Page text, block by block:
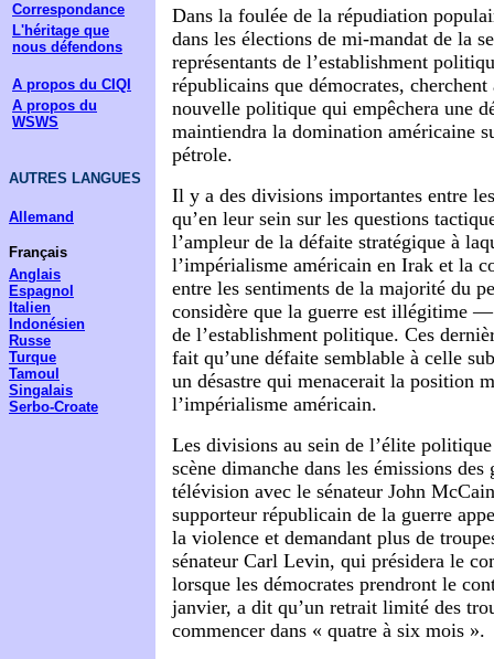
Correspondance
L'héritage que
nous défendons
A propos du CIQI
A propos du
WSWS
AUTRES LANGUES
Allemand
Français
Anglais
Espagnol
Italien
Indonésien
Russe
Turque
Tamoul
Singalais
Serbo-Croate
Dans la foulée de la répudiation
dans les élections de mi-mandat de la
représentants de l’establishment
républicains que démocrates, cherchent
nouvelle politique qui empêchera une
maintiendra la domination américaine
pétrole.
Il y a des divisions importantes entre
qu’en leur sein sur les questions
l’ampleur de la défaite stratégique à
l’impérialisme américain en Irak et la
entre les sentiments de la majorité du
considère que la guerre est illégitime —
de l’establishment politique. Ces
fait qu’une défaite semblable à celle
un désastre qui menacerait la position
l’impérialisme américain.
Les divisions au sein de l’élite
scène dimanche dans les émissions des
télévision avec le sénateur John
supporteur républicain de la guerre
la violence et demandant plus de
sénateur Carl Levin, qui présidera le
lorsque les démocrates prendront le
janvier, a dit qu’un retrait limité des
commencer dans « quatre à six mois ».